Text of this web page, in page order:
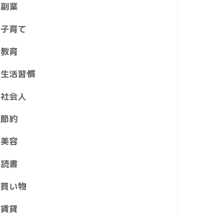
副業
子育て
教育
生活習慣
社会人
節約
美容
読書
買い物
賃貸